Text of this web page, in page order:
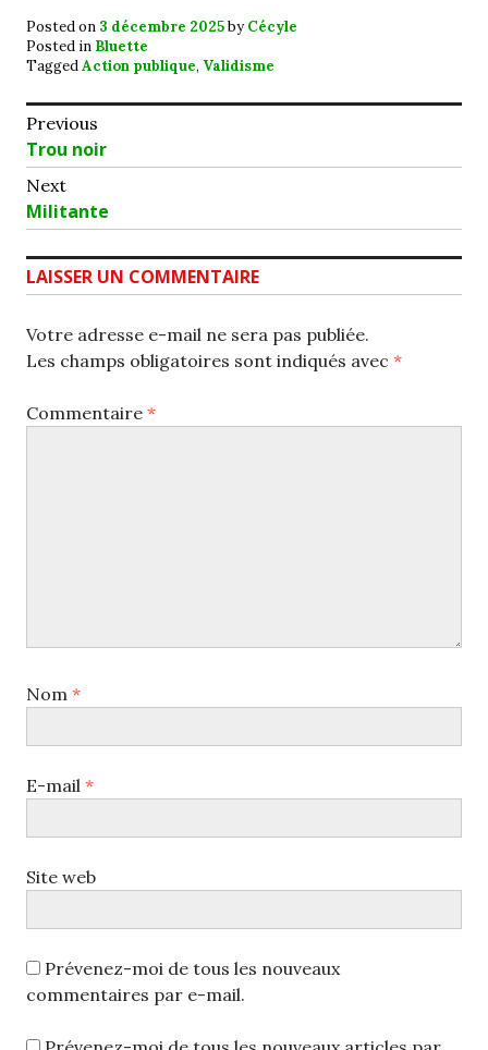
Posted on 3 décembre 2025byCécyle
Posted in Bluette
TaggedAction publique, Validisme
Navigation
de
l’article
Previous
Previous
post:
Trou noir
Next
Next
post:
Militante
LAISSER UN COMMENTAIRE
Votre adresse e-mail ne sera pas publiée.
Les champs obligatoires sont indiqués avec *
Commentaire *
Nom *
E-mail *
Site web
Prévenez-moi de tous les nouveaux
commentaires par e-mail.